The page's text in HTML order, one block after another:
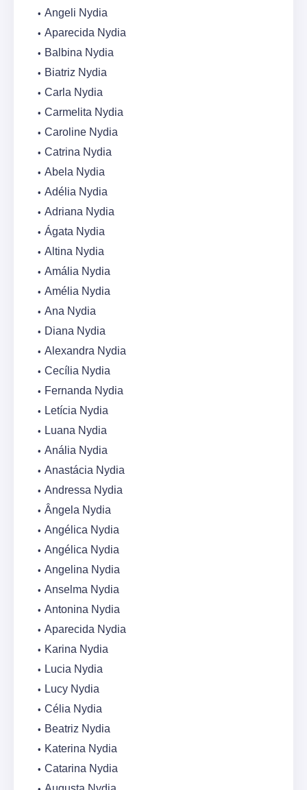
Angeli Nydia
Aparecida Nydia
Balbina Nydia
Biatriz Nydia
Carla Nydia
Carmelita Nydia
Caroline Nydia
Catrina Nydia
Abela Nydia
Adélia Nydia
Adriana Nydia
Ágata Nydia
Altina Nydia
Amália Nydia
Amélia Nydia
Ana Nydia
Diana Nydia
Alexandra Nydia
Cecília Nydia
Fernanda Nydia
Letícia Nydia
Luana Nydia
Anália Nydia
Anastácia Nydia
Andressa Nydia
Ângela Nydia
Angélica Nydia
Angélica Nydia
Angelina Nydia
Anselma Nydia
Antonina Nydia
Aparecida Nydia
Karina Nydia
Lucia Nydia
Lucy Nydia
Célia Nydia
Beatriz Nydia
Katerina Nydia
Catarina Nydia